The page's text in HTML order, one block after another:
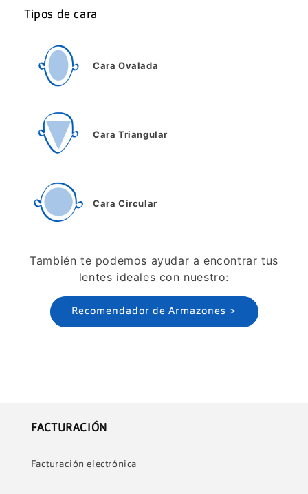
Tipos de cara
Cara Ovalada
Cara Triangular
Cara Circular
También te podemos ayudar a encontrar tus
lentes ideales con nuestro:
Recomendador de Armazones >
FACTURACIÓN
Facturación electrónica